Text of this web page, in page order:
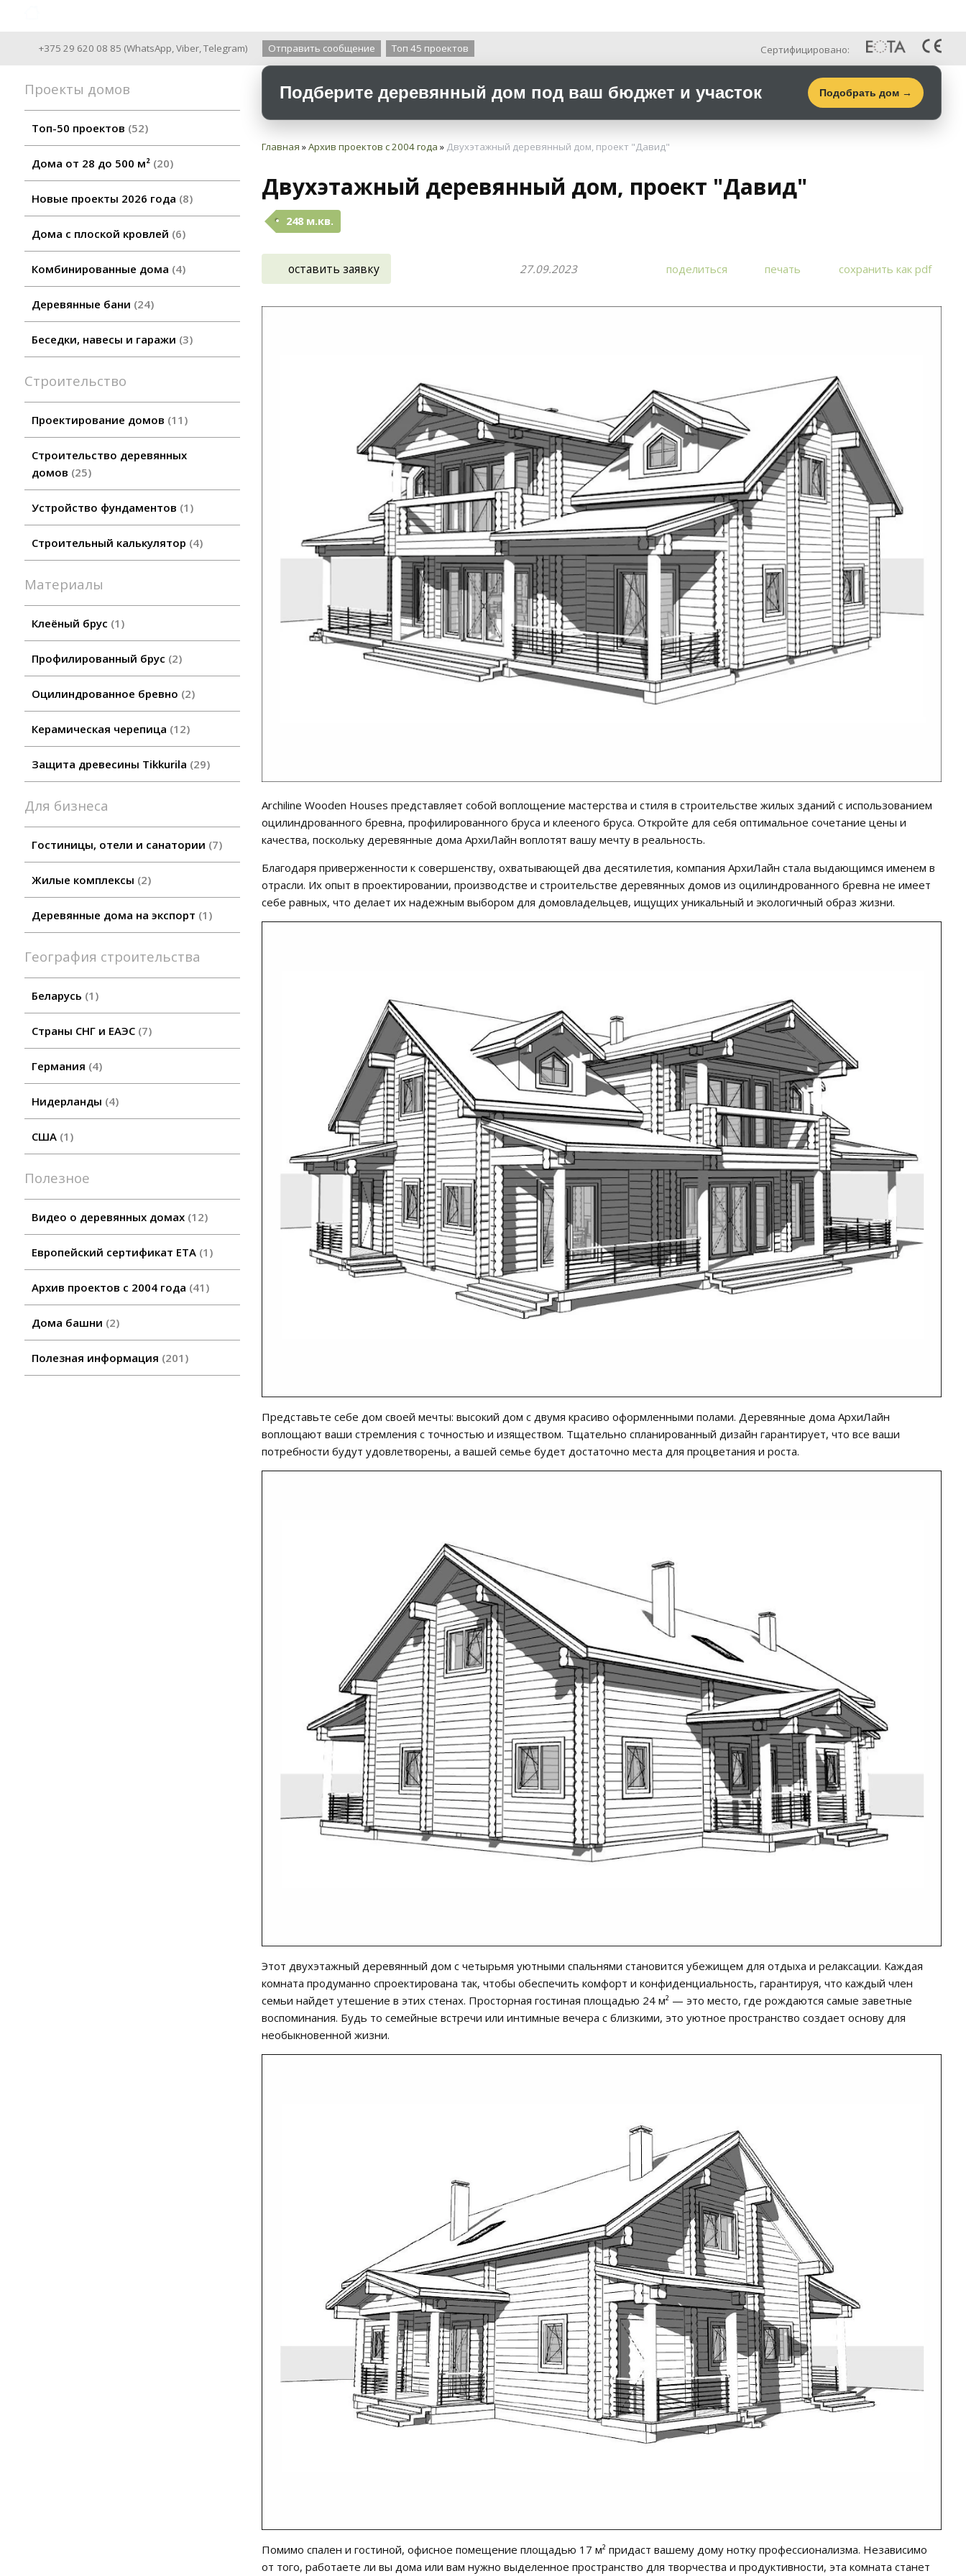
+375 29 620 08 85 (WhatsApp,Viber,Telegram) Отправить сообщение Топ 45 проектов Сертифицировано:
Проекты домов
Топ-50 проектов 52
Дома от 28 до 500 м² 20
Новые проекты 2026 года 8
Дома с плоской кровлей 6
Комбинированные дома 4
Деревянные бани 24
Беседки, навесы и гаражи 3
Строительство
Проектирование домов 11
Строительство деревянных
домов 25
Устройство фундаментов 1
Строительный калькулятор 4
Материалы
Клеёный брус 1
Профилированный брус 2
Оцилиндрованное бревно 2
Керамическая черепица 12
Защита древесины Tikkurila 29
Для бизнеса
Гостиницы, отели и санатории 7
Жилые комплексы 2
Деревянные дома на экспорт 1
География строительства
Беларусь 1
Страны СНГ и ЕАЭС 7
Германия 4
Нидерланды 4
США 1
Полезное
Видео о деревянных домах 12
Европейский сертификат ETA 1
Архив проектов с 2004 года 41
Дома башни 2
Полезная информация 201
Подберите деревянный дом под ваш бюджет и участок Подобрать дом →
Главная »Архив проектов с 2004 года » Двухэтажный деревянный дом, проект "Давид"
Двухэтажный деревянный дом, проект "Давид"
248 м.кв.
оставить заявку 27.09.2023 поделиться печать сохранить как pdf
Archiline Wooden Houses представляет собой воплощение мастерства и стиля в строительстве жилых зданий с использованием
оцилиндрованного бревна, профилированного бруса и клееного бруса. Откройте для себя оптимальное сочетание цены и
качества, поскольку деревянные дома AрхиЛайн воплотят вашу мечту в реальность.
Благодаря приверженности к совершенству, охватывающей два десятилетия, компания AрхиЛайн стала выдающимся именем в
отрасли. Их опыт в проектировании, производстве и строительстве деревянных домов из оцилиндрованного бревна не имеет
себе равных, что делает их надежным выбором для домовладельцев, ищущих уникальный и экологичный образ жизни.
Представьте себе дом своей мечты: высокий дом с двумя красиво оформленными полами. Деревянные дома AрхиЛайн
воплощают ваши стремления с точностью и изяществом. Тщательно спланированный дизайн гарантирует, что все ваши
потребности будут удовлетворены, а вашей семье будет достаточно места для процветания и роста.
Этот двухэтажный деревянный дом с четырьмя уютными спальнями становится убежищем для отдыха и релаксации. Каждая
комната продуманно спроектирована так, чтобы обеспечить комфорт и конфиденциальность, гарантируя, что каждый член
семьи найдет утешение в этих стенах. Просторная гостиная площадью 24 м² — это место, где рождаются самые заветные
воспоминания. Будь то семейные встречи или интимные вечера с близкими, это уютное пространство создает основу для
необыкновенной жизни.
Помимо спален и гостиной, офисное помещение площадью 17 м² придаст вашему дому нотку профессионализма. Независимо
от того, работаете ли вы дома или вам нужно выделенное пространство для творчества и продуктивности, эта комната станет